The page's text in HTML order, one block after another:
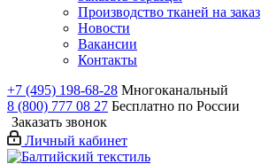
Производство тканей на заказ
Новости
Вакансии
Контакты
+7 (495) 198-68-28 Многоканальный
8 (800) 777 08 27 Бесплатно по России
Заказать звонок
Личный кабинет